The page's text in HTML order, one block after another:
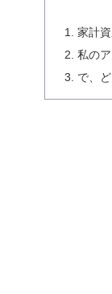
家計
私の
で、